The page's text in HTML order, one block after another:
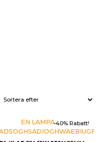
-40% Rabatt!